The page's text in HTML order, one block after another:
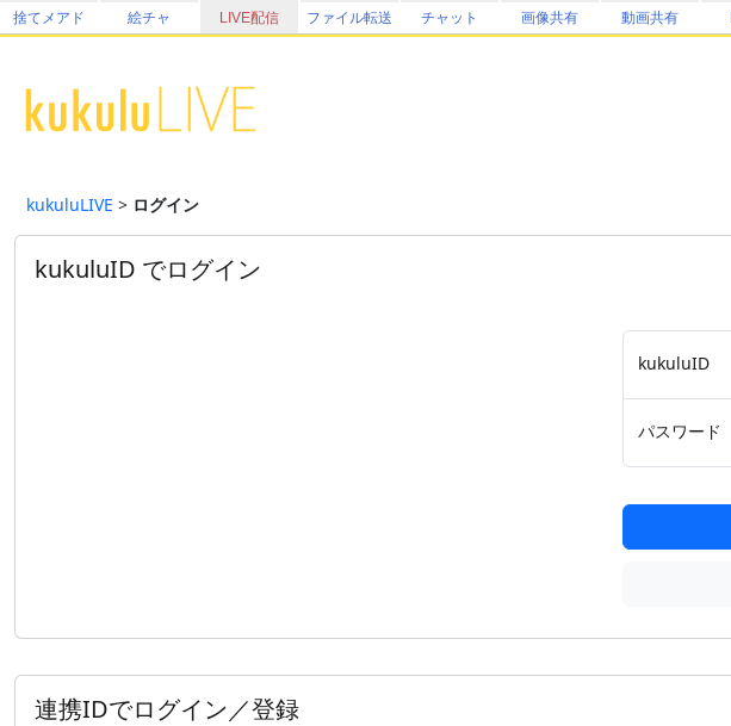
捨てメアド 絵チャ LIVE配信 ファイル転送 チャット 画像共有 動画共有
kukuluLIVE > ログイン
kukuluID でログイン
kukuluID
パスワード
連携IDでログイン／登録